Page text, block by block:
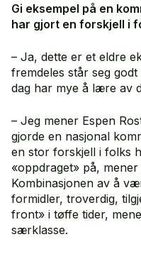
Gi eksempel på en
har gjort en forskjell i
– Ja, dette er et eldre
fremdeles står seg
dag har mye å lære av
– Jeg mener Espen
gjorde en nasjonal
en stor forskjell i folks
«oppdraget» på,
Kombinasjonen av å
formidler, troverdig,
front» i tøffe tider,
særklasse.